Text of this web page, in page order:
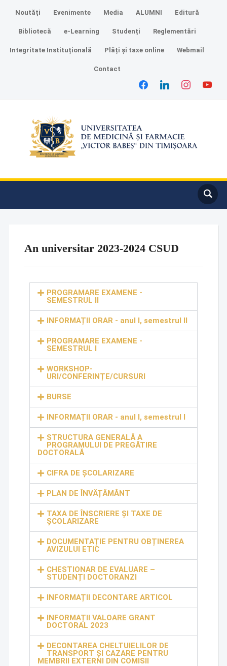
Noutăți Evenimente Media ALUMNI Editură
Bibliotecă e-Learning Studenți Reglementări
Integritate Instituțională Plăți și taxe online Webmail
Contact
An universitar 2023-2024 CSUD
PROGRAMARE EXAMENE -
SEMESTRUL II
INFORMAȚII ORAR - anul I, semestrul II
PROGRAMARE EXAMENE -
SEMESTRUL I
WORKSHOP-
URI/CONFERINȚE/CURSURI
BURSE
INFORMAȚII ORAR - anul I, semestrul I
STRUCTURA GENERALĂ A
PROGRAMULUI DE PREGĂTIRE
DOCTORALĂ
CIFRA DE ȘCOLARIZARE
PLAN DE ÎNVĂȚĂMÂNT
TAXA DE ÎNSCRIERE ŞI TAXE DE
ŞCOLARIZARE
DOCUMENTAȚIE PENTRU OBȚINEREA
AVIZULUI ETIC
CHESTIONAR DE EVALUARE –
STUDENȚI DOCTORANZI
INFORMAȚII DECONTARE ARTICOL
INFORMAȚII VALOARE GRANT
DOCTORAL 2023
DECONTAREA CHELTUIELILOR DE
TRANSPORT ȘI CAZARE PENTRU
MEMBRII EXTERNI DIN COMISII